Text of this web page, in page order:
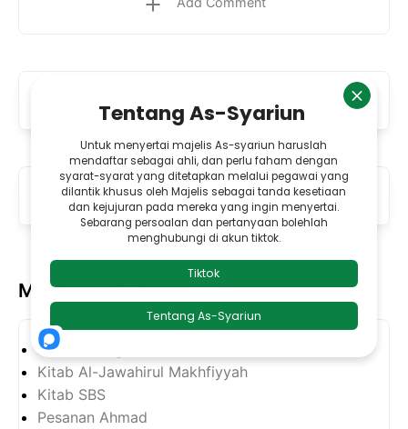
Next
MENU UTAMA
Khabar Langit
Kitab Al-Jawahirul Makhfiyyah
Kitab SBS
Pesanan Ahmad